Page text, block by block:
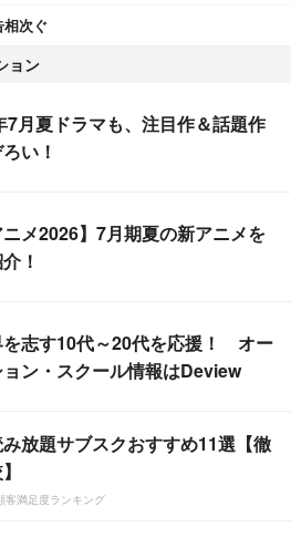
次ぐ
ョン
7月夏ドラマも、注目作＆話題作
い！
ニメ2026】7月期夏の新アニメを
！
を志す10代～20代を応援！ オー
ン・スクール情報はDeview
放題サブスクおすすめ11選【徹
客満足度ランキング